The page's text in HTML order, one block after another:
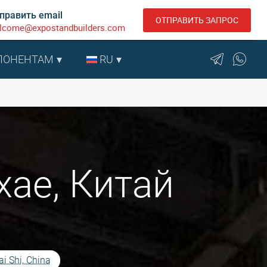
email ОТПРАВИТЬ ЗАПРОС
RU
Китай
Shi, China